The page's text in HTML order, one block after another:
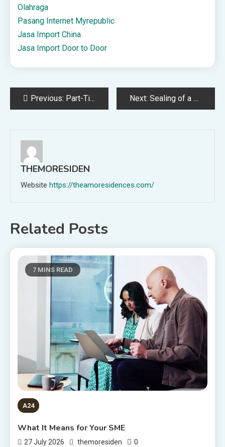
Olahraga
Pasang Internet Myrepublic
Jasa Import China
Jasa Import Door to Door
PostPrevious: Part-Time Worker Rights in the UK: What Employers Must Know Next: Sealing of a Criminal Conviction in Maine
THEMORESIDEN
Website https://theamoresidences.com/
Related Posts
7 MINS READ
A24
What It Means for Your SME
27 July 2026 themoresiden 0